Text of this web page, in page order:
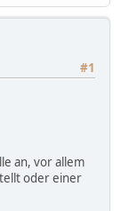
#1
an, vor allem
oder einer